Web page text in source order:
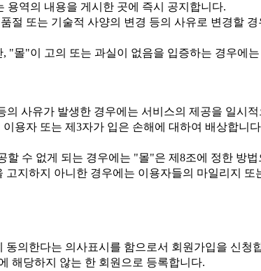
용역의 내용을 게시한 곳에 즉시 공지합니다.
절 또는 기술적 사양의 변경 등의 사유로 변경할
몰"이 고의 또는 과실이 없음을 입증하는 경우에
사유가 발생한 경우에는 서비스의 제공을 일시
용자 또는 제3자가 입은 손해에 대하여 배상합니
수 없게 되는 경우에는 "몰"은 제8조에 정한 방
지하지 아니한 경우에는 이용자들의 마일리지
의한다는 의사표시를 함으로서 회원가입을 신청
해당하지 않는 한 회원으로 등록합니다.